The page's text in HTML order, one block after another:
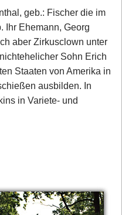
geb.: Fischer die im
Ihr Ehemann, Georg
aber Zirkusclown unter
Sohn Erich
Staaten von Amerika in
ausbilden. In
in Variete- und